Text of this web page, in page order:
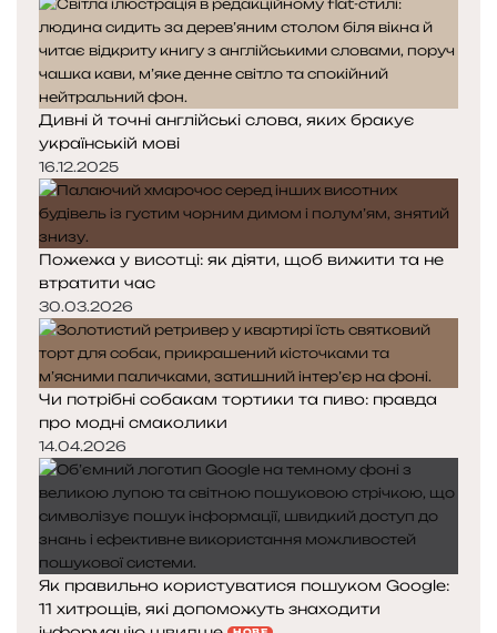
Дивні й точні англійські слова, яких бракує
українській мові
16.12.2025
Пожежа у висотці: як діяти, щоб вижити та не
втратити час
30.03.2026
Чи потрібні собакам тортики та пиво: правда
про модні смаколики
14.04.2026
Як правильно користуватися пошуком Google:
11 хитрощів, які допоможуть знаходити